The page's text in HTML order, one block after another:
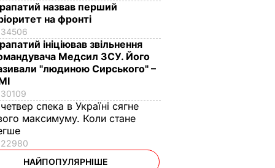
назвав перший
на фронті
34506
ініціював звільнення
Медсил ЗСУ. Його
"людиною Сирського" –
30109
спека в Україні сягне
максимуму. Коли стане
22980
НАЙПОПУЛЯРНІШЕ